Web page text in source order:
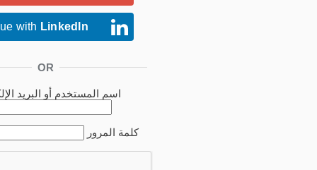
withLinkedIn
OR
اسم المستخدم أو البريد
كلمة المرور